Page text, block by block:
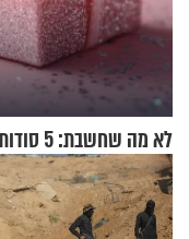
לא מה שחשבת: 5 סודות ליצירת מראה מטופח ורענן